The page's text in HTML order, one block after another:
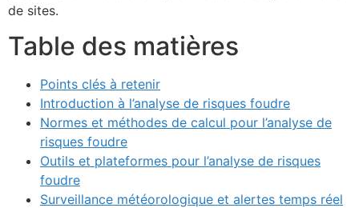
de sites.
Table des matières
Points clés à retenir
Introduction à l’analyse de risques foudre
Normes et méthodes de calcul pour l’analyse de
risques foudre
Outils et plateformes pour l’analyse de risques
foudre
Surveillance météorologique et alertes temps réel